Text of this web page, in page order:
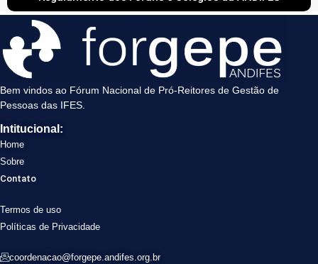
Bem vindos ao Fórum Nacional de Pró-Reitores de Gestão de
Pessoas das IFES.
Intitucional:
Home
Sobre
Contato
Termos de uso
Políticas de Privacidade
coordenacao@forgepe.andifes.org.br